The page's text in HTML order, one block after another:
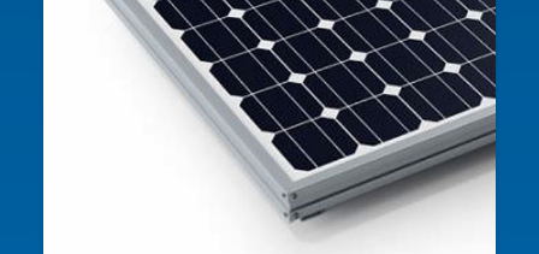
vos panneaux solaires seront de qualité
. Mais les variantes sont nombreuses. Ne vous
inquiétez pas, notre expert vous appellera pour vous